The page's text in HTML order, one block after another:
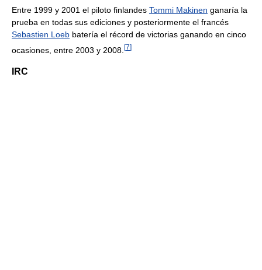
Entre 1999 y 2001 el piloto finlandes Tommi Makinen ganaría la
prueba en todas sus ediciones y posteriormente el francés
Sebastien Loeb batería el récord de victorias ganando en cinco
ocasiones, entre 2003 y 2008. [7]
IRC